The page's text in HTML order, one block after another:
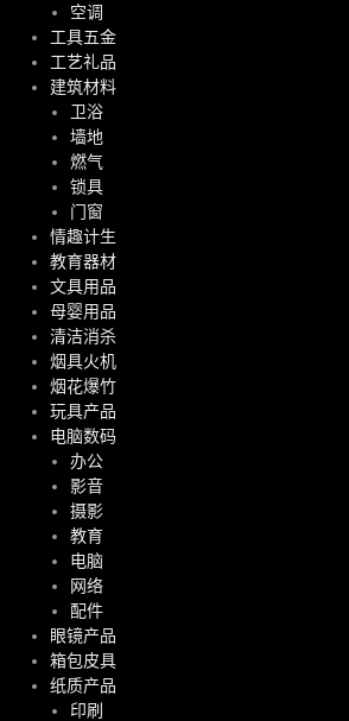
空调
工具五金
工艺礼品
建筑材料
卫浴
墙地
燃气
锁具
门窗
情趣计生
教育器材
文具用品
母婴用品
清洁消杀
烟具火机
烟花爆竹
玩具产品
电脑数码
办公
影音
摄影
教育
电脑
网络
配件
眼镜产品
箱包皮具
纸质产品
印刷